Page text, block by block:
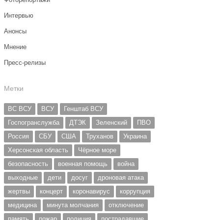
Интервью
Анонсы
Мнение
Пресс-релизы
Метки
ВС ВСУ ВСУ
Генштаб ВСУ
Госпогранслужба
ДТЭК Зеленский
ПВО
Россия
СБУ США Труханов
Украина
Херсонская область
Чёрное море
безопасность
военная помощь
война
выходные
дети досуг
дроновая атака
жертвы
концерт коронавирус
коррупция
медицина
минута молчания
отключение